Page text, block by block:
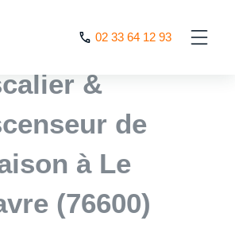
02 33 64 12 93
monte
&
de
à Le
(76600)